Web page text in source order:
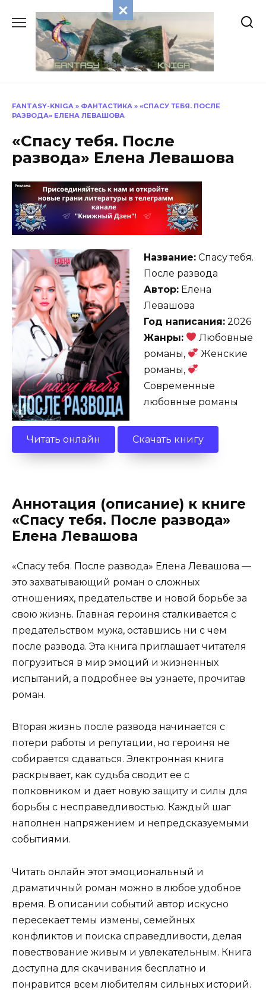
содержанию
FANTASY-KNIGA » ФАНТАСТИКА » «СПАСУ ТЕБЯ. ПОСЛЕ
РАЗВОДА» ЕЛЕНА ЛЕВАШОВА
«Спасу тебя. После
развода» Елена Левашова
Название: Спасу тебя.
После развода
Автор: Елена
Левашова
Год написания: 2026
Жанры:
Любовные
романы,
Женские
романы,
Современные
любовные романы
Читать онлайн Скачать книгу
Аннотация (описание) к книге
«Спасу тебя. После развода»
Елена Левашова
«Спасу тебя. После развода» Елена Левашова —
это захватывающий роман о сложных
отношениях, предательстве и новой борьбе за
свою жизнь. Главная героиня сталкивается с
предательством мужа, оставшись ни с чем
после развода. Эта книга приглашает читателя
погрузиться в мир эмоций и жизненных
испытаний, а подробнее вы узнаете, прочитав
роман.
Вторая жизнь после развода начинается с
потери работы и репутации, но героиня не
собирается сдаваться. Электронная книга
раскрывает, как судьба сводит ее с
полковником и дает новую защиту и силы для
борьбы с несправедливостью. Каждый шаг
наполнен напряжением и непредсказуемыми
событиями.
Читать онлайн этот эмоциональный и
драматичный роман можно в любое удобное
время. В описании событий автор искусно
пересекает темы измены, семейных
конфликтов и поиска справедливости, делая
повествование живым и увлекательным. Книга
доступна для скачивания бесплатно и
понравится всем любителям сильных историй.